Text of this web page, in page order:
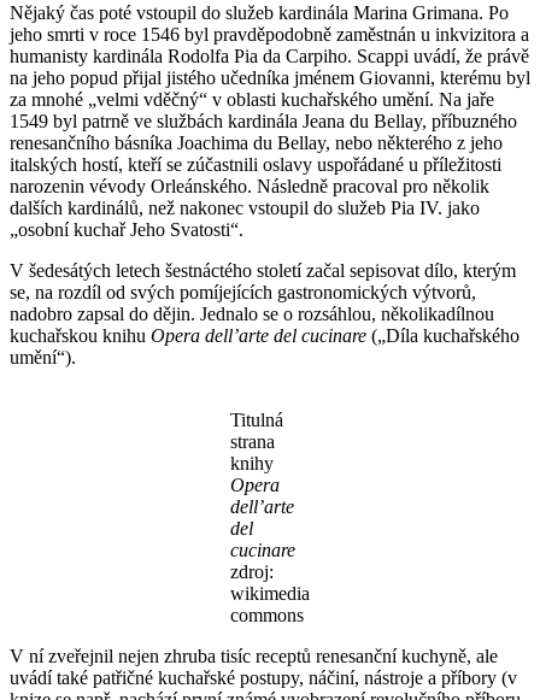
Nějaký čas poté vstoupil do služeb kardinála Marina Grimana. Po
jeho smrti v roce 1546 byl pravděpodobně zaměstnán u inkvizitora a
humanisty kardinála Rodolfa Pia da Carpiho. Scappi uvádí, že právě
na jeho popud přijal jistého učedníka jménem Giovanni, kterému byl
za mnohé „velmi vděčný“ v oblasti kuchařského umění. Na jaře
1549 byl patrně ve službách kardinála Jeana du Bellay, příbuzného
renesančního básníka Joachima du Bellay, nebo některého z jeho
italských hostí, kteří se zúčastnili oslavy uspořádané u příležitosti
narozenin vévody Orleánského. Následně pracoval pro několik
dalších kardinálů, než nakonec vstoupil do služeb Pia IV. jako
„osobní kuchař Jeho Svatosti“.
V šedesátých letech šestnáctého století začal sepisovat dílo, kterým
se, na rozdíl od svých pomíjejících gastronomických výtvorů,
nadobro zapsal do dějin. Jednalo se o rozsáhlou, několikadílnou
kuchařskou knihu Opera dell’arte del cucinare („Díla kuchařského
umění“).
Titulná
strana
knihy
Opera
dell’arte
del
cucinare
zdroj:
wikimedia
commons
V ní zveřejnil nejen zhruba tisíc receptů renesanční kuchyně, ale
uvádí také patřičné kuchařské postupy, náčiní, nástroje a příbory (v